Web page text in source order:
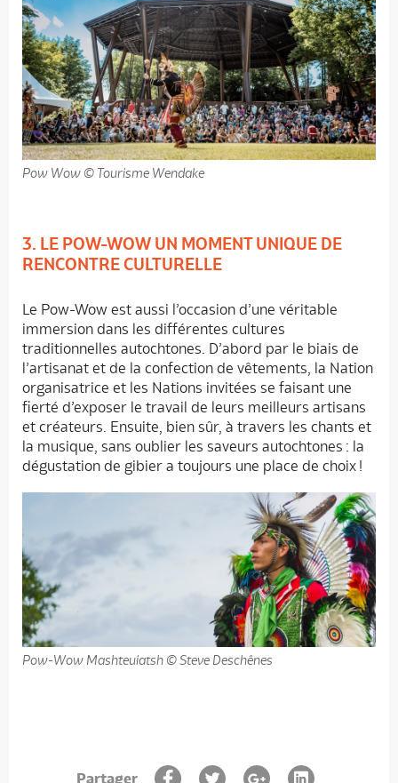
Pow Wow © Tourisme Wendake
3. LE POW-WOW UN MOMENT UNIQUE DE
RENCONTRE CULTURELLE
Le Pow-Wow est aussi l’occasion d’une véritable
immersion dans les différentes cultures
traditionnelles autochtones. D’abord par le biais de
l’artisanat et de la confection de vêtements, la Nation
organisatrice et les Nations invitées se faisant une
fierté d’exposer le travail de leurs meilleurs artisans
et créateurs. Ensuite, bien sûr, à travers les chants et
la musique, sans oublier les saveurs autochtones : la
dégustation de gibier a toujours une place de choix !
Pow-Wow Mashteuiatsh © Steve Deschênes
Partager